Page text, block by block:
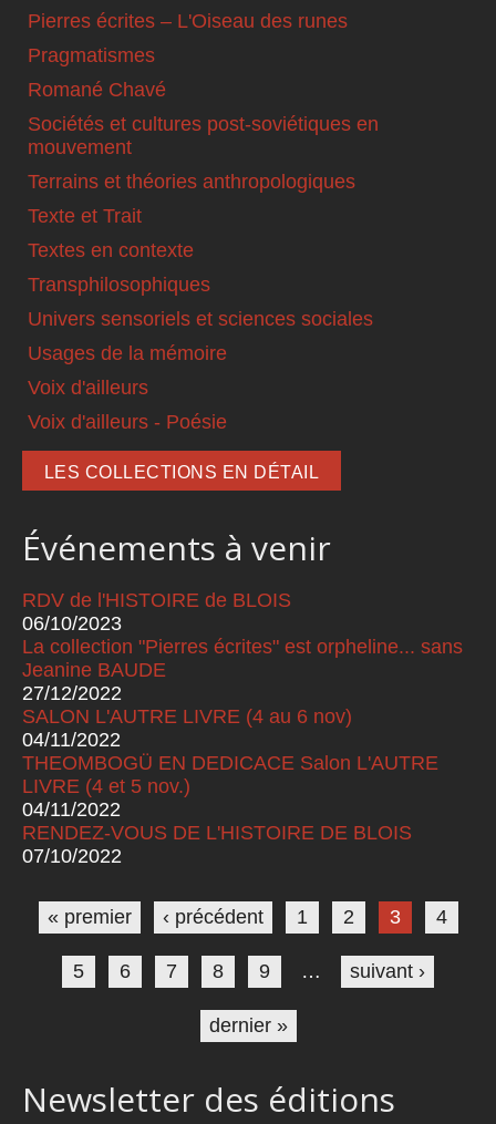
Pierres écrites – L'Oiseau des runes
Pragmatismes
Romané Chavé
Sociétés et cultures post-soviétiques en
mouvement
Terrains et théories anthropologiques
Texte et Trait
Textes en contexte
Transphilosophiques
Univers sensoriels et sciences sociales
Usages de la mémoire
Voix d'ailleurs
Voix d'ailleurs - Poésie
LES COLLECTIONS EN DÉTAIL
Événements à venir
RDV de l'HISTOIRE de BLOIS
06/10/2023
La collection "Pierres écrites" est orpheline... sans
Jeanine BAUDE
27/12/2022
SALON L'AUTRE LIVRE (4 au 6 nov)
04/11/2022
THEOMBOGÜ EN DEDICACE Salon L'AUTRE
LIVRE (4 et 5 nov.)
04/11/2022
RENDEZ-VOUS DE L'HISTOIRE DE BLOIS
07/10/2022
Pages
« premier ‹ précédent 1 2 3 4
5 6 7 8 9 … suivant ›
dernier »
Newsletter des éditions